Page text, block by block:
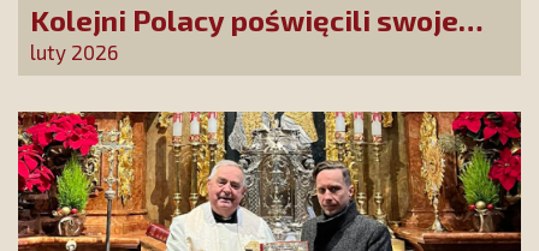
Kolejni Polacy poświęcili swoje
sprawy Matce Bożej Uzdrowienie
Chorych!
luty 2026